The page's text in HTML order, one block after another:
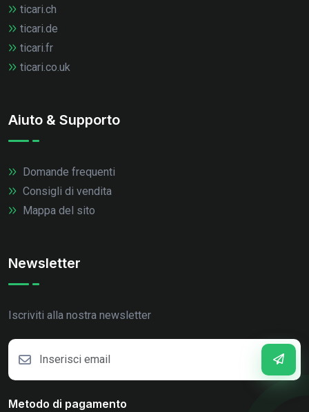
ticari.ch
ticari.de
ticari.fr
ticari.co.uk
Aiuto & Supporto
Domande frequenti
Consigli di vendita
Mappa del sito
Newsletter
Iscriviti alla nostra newsletter
Metodo di pagamento